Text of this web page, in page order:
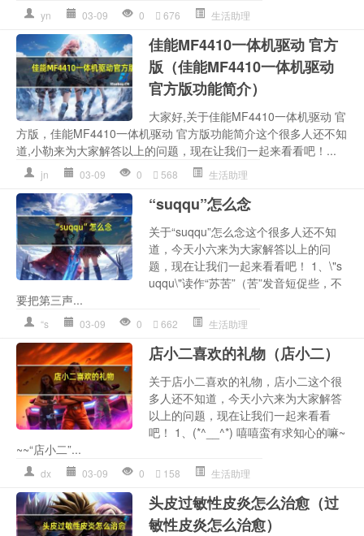
yn 03-09 0 676 生活助理
佳能MF4410一体机驱动 官方
版（佳能MF4410一体机驱动
官方版功能简介）
大家好,关于佳能MF4410一体机驱动 官
方版，佳能MF4410一体机驱动 官方版功能简介这个很多人还不知
道,小勒来为大家解答以上的问题，现在让我们一起来看看吧！...
jn 03-09 0 568 生活助理
“suqqu”怎么念
关于“suqqu”怎么念这个很多人还不知
道，今天小六来为大家解答以上的问
题，现在让我们一起来看看吧！ 1、\"s
uqqu\"读作“苏苦”（苦”发音短促些，不
要把第三声...
“s 03-09 0 662 生活助理
店小二喜欢的礼物（店小二）
关于店小二喜欢的礼物，店小二这个很
多人还不知道，今天小六来为大家解答
以上的问题，现在让我们一起来看看
吧！ 1、(*^__^*) 嘻嘻蛮有求知心的嘛~
~~“店小二”...
dx 03-09 0 158 生活助理
头皮过敏性皮炎怎么治愈（过
敏性皮炎怎么治愈）